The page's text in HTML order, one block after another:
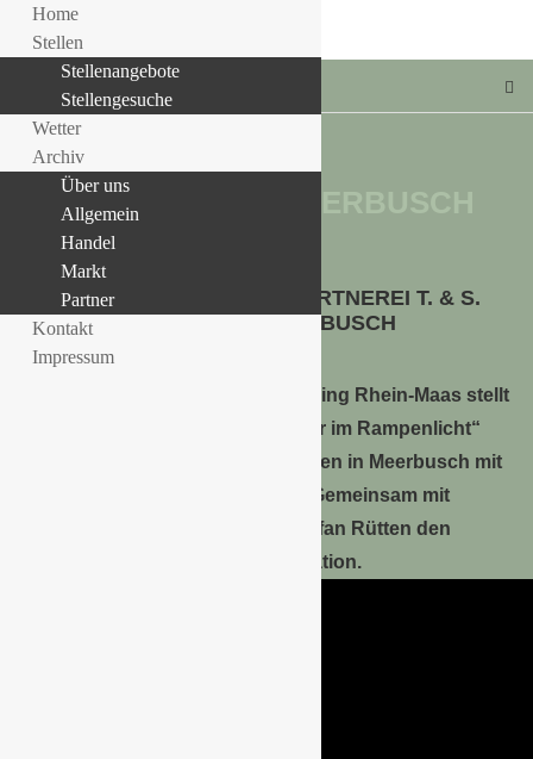
TAG:
AMARYLLIS AUS DER GÄRTNEREI T. & S.
RÜTTEN IN MEERBUSCH
Die Veiling Rhein-Maas stellt
im Rahmen der Aktion „Anlieferer im Rampenlicht“
den Gartenbaubetrieb T.& S. Rütten in Meerbusch mit
Gemeinsam mit
seinem Bruder Thomas führt Stefan Rütten den
Familienbetrieb in zweiter Generation.
Home
Stellen
Stellenangebote
Stellengesuche
Wetter
Archiv
Über uns
Allgemein
Handel
Markt
Partner
Kontakt
Impressum